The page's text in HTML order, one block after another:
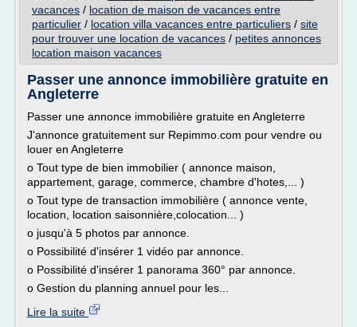
vacances / location de maison de vacances entre
particulier / location villa vacances entre particuliers / site
pour trouver une location de vacances / petites annonces
location maison vacances
Passer une annonce immobilière gratuite en
Angleterre
Passer une annonce immobilière gratuite en Angleterre
J'annonce gratuitement sur Repimmo.com pour vendre ou
louer en Angleterre
o Tout type de bien immobilier ( annonce maison,
appartement, garage, commerce, chambre d'hotes,... )
o Tout type de transaction immobilière ( annonce vente,
location, location saisonnière,colocation... )
o jusqu'à 5 photos par annonce.
o Possibilité d'insérer 1 vidéo par annonce.
o Possibilité d'insérer 1 panorama 360° par annonce.
o Gestion du planning annuel pour les...
Lire la suite